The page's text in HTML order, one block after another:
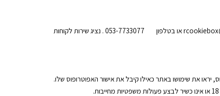
אנו מזמינים את לקוחותינו לפנות אל רחלי מחבר סחר ושיווק בע"מ בכל שאלה בנוגע לאתר או למוצרים המוצגים באתר: בדואר אלקטרוני rcookiebox@gmail.com או בטלפון 053-7733077 . נציג שירות לקוחות